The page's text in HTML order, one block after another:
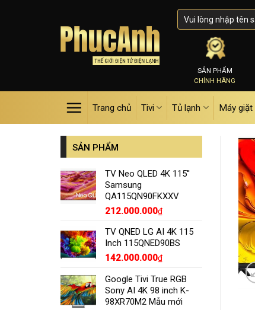
SẢN PHẨM
CHÍNH HÃNG
Trang chủ Tivi Tủ lạnh Máy giặt
SẢN PHẨM
TV Neo QLED 4K 115''
Samsung
QA115QN90FKXXV
212.000.000₫
TV QNED LG AI 4K 115
Inch 115QNED90BS
142.000.000₫
Google Tivi True RGB
Sony AI 4K 98 inch K-
98XR70M2 Mẫu mới